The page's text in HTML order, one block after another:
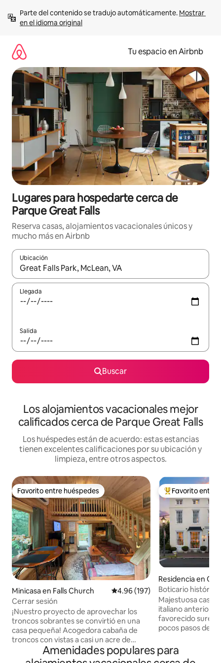
contenido
Parte del contenido se tradujo automáticamente. Mostrar
en el idioma original
Tu espacio en Airbnb
Lugares para hospedarte cerca de
Parque Great Falls
Reserva casas, alojamientos vacacionales únicos y
mucho más en Airbnb
Ubicación
Cuando los resultados estén disponibles, podrás navegar
Llegada
Salida
Buscar
Los alojamientos vacacionales mejor
calificados cerca de Parque Great Falls
Los huéspedes están de acuerdo: estas estancias
tienen excelentes calificaciones por su ubicación y
limpieza, entre otros aspectos.
Favorito entre huéspedes
Favorito entre huéspedes
Minicasa en Falls Church Calificación promedio: 4.96 de
4.96 (197)
Cerrar sesión
¡Nuestro proyecto de aprovechar los
troncos sobrantes se convirtió en una
casa pequeña! Acogedora cabaña de
troncos con vistas a casi un acre de
naturaleza, pero a pocos minutos de
todos los sitios de DC. Perfecto para una
De los mejores
Favorito entre
Residencia en Old
Boticario histórico
Casco antiguo
Majestuosa casa
italiano anterior a
favorecido
pocos pasos de
ubicación es
pisos establecida
Amenidades populares para